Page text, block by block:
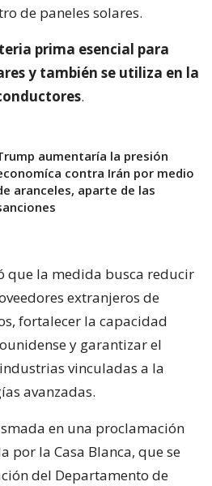
de paneles solares.
prima esencial para
y también se utiliza en la
.
aumentaría la presión
contra Irán por medio
aranceles, aparte de las
que la medida busca reducir
extranjeros de
fortalecer la capacidad
y garantizar el
vinculadas a la
avanzadas.
en una proclamación
por la Casa Blanca, que se
del Departamento de